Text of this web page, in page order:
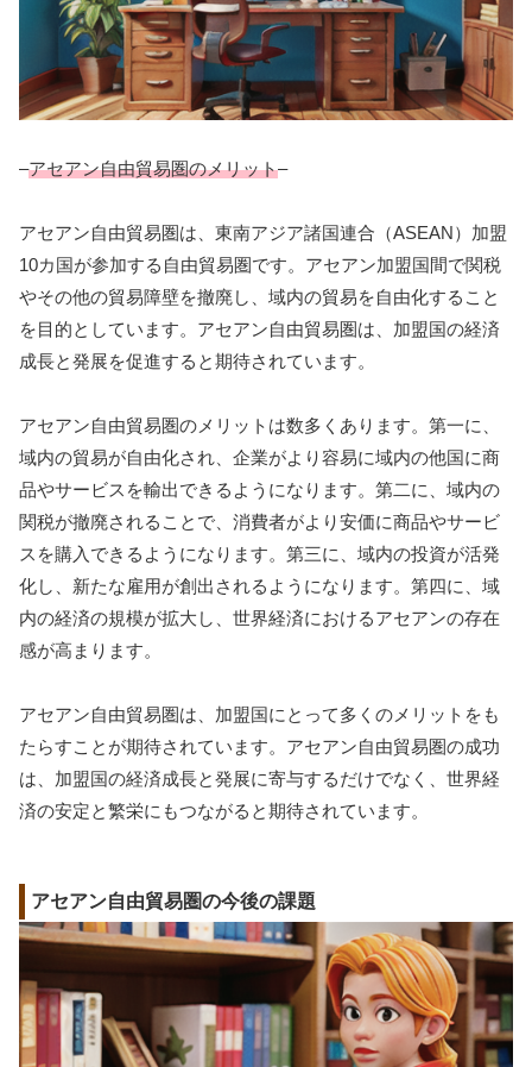
–アセアン自由貿易圏のメリット–
アセアン自由貿易圏は、東南アジア諸国連合（ASEAN）加盟
10カ国が参加する自由貿易圏です。アセアン加盟国間で関税
やその他の貿易障壁を撤廃し、域内の貿易を自由化すること
を目的としています。アセアン自由貿易圏は、加盟国の経済
成長と発展を促進すると期待されています。
アセアン自由貿易圏のメリットは数多くあります。第一に、
域内の貿易が自由化され、企業がより容易に域内の他国に商
品やサービスを輸出できるようになります。第二に、域内の
関税が撤廃されることで、消費者がより安価に商品やサービ
スを購入できるようになります。第三に、域内の投資が活発
化し、新たな雇用が創出されるようになります。第四に、域
内の経済の規模が拡大し、世界経済におけるアセアンの存在
感が高まります。
アセアン自由貿易圏は、加盟国にとって多くのメリットをも
たらすことが期待されています。アセアン自由貿易圏の成功
は、加盟国の経済成長と発展に寄与するだけでなく、世界経
済の安定と繁栄にもつながると期待されています。
アセアン自由貿易圏の今後の課題